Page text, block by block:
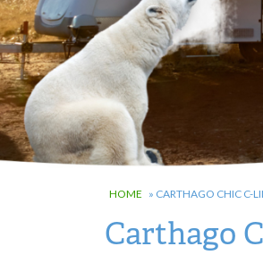
HOME » CARTHAGO CHIC C-
Carthago